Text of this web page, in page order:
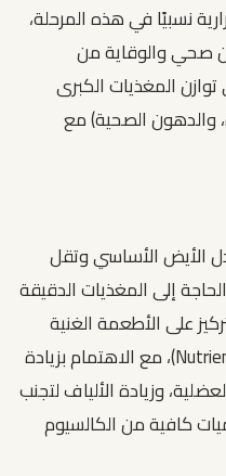
نسبيًا في هذه المرحلة،
صحي والوقاية من
توازن المغذيات الكبرى
والدهون الصحية) مع
الأيض الأساسي وتقل
إلى المغذيات الدقيقة
على الأطعمة الغنية
بالعناصر الغذائية (Nutrient-dense foods)، مع الاهتمام بزيادة
وزيادة الألياف لتجنب
كافية من الكالسيوم